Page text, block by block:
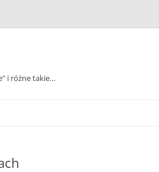
i różne takie…